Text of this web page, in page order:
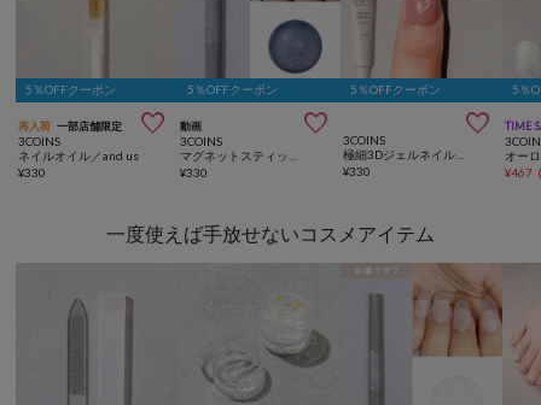
5％OFFクーポン
再入荷 一部店舗限定 
3COINS
ネイルオイル／and us
¥330
5％OFFクーポン
動画 
3COINS
¥330
5％OFFクーポン

3COINS
極細3Dジェルネイル／and us
¥330
5％
TIME
¥467
一度使えば手放せないコスメアイテム